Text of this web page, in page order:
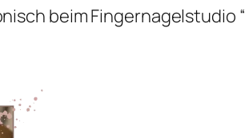
beim Fingernagelstudio “